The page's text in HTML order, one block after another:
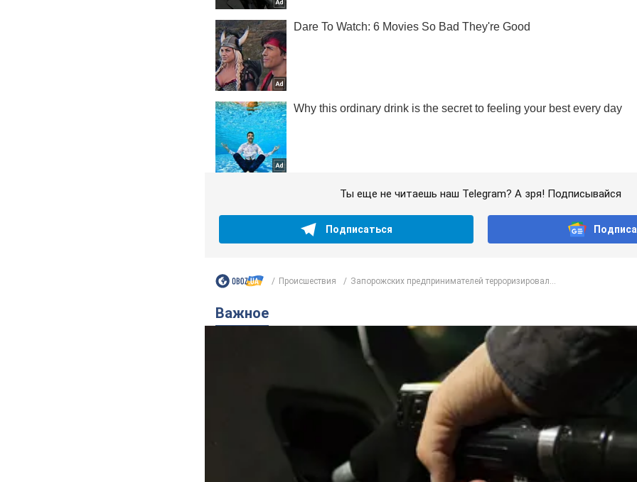
Ты еще не читаешь наш Telegram? А зря! Подписывайся
Подписаться
Происшествия Запорожских предпринимателей терроризировал...
Важное